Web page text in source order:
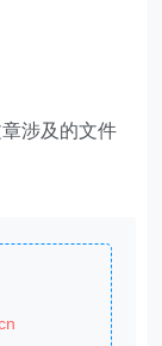
涉及的文件